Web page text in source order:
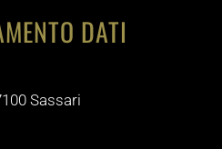
DATI
Sassari